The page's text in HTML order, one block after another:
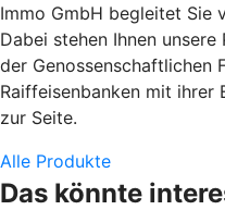
Immo GmbH begleitet Sie
Dabei stehen Ihnen
der Genossenschaftlichen
Raiffeisenbanken mit ihrer
zur Seite.
Alle Produkte
Das könnte